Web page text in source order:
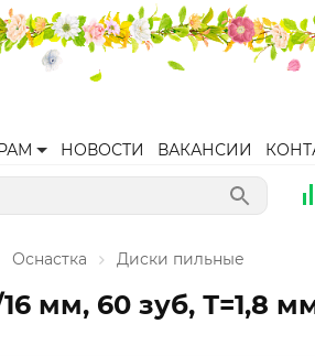
НОВОСТИ ВАКАНСИИ
Оснастка Диски пильные
мм, 60 зуб, Т=1,8